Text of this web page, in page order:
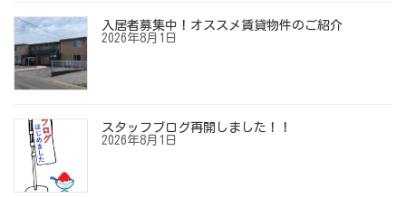
入居者募集中！オススメ賃貸物件のご紹介
2026年8月1日
スタッフブログ再開しました！！
2026年8月1日